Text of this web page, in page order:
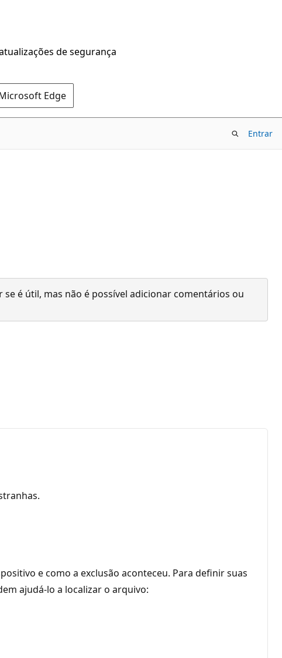
de segurança
Edge
Entrar
é útil, mas não é possível adicionar comentários ou
e como a exclusão aconteceu. Para definir suas
ajudá-lo a localizar o arquivo: